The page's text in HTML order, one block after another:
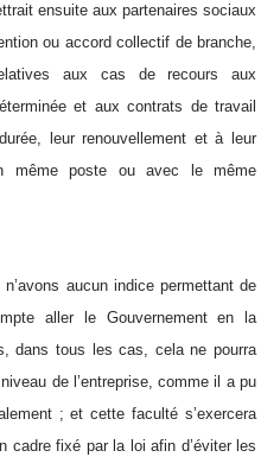
ensuite aux partenaires sociaux
ou accord collectif de branche,
aux cas de recours aux
et aux contrats de travail
leur renouvellement et à leur
même poste ou avec le même
n’avons aucun indice permettant de
aller le Gouvernement en la
dans tous les cas, cela ne pourra
de l’entreprise, comme il a pu
; et cette faculté s’exercera
cadre fixé par la loi afin d’éviter les